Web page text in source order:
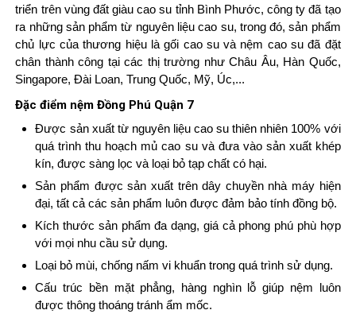
triển trên vùng đất giàu cao su tỉnh Bình Phước, công ty đã tạo
ra những sản phẩm từ nguyên liệu cao su, trong đó, sản phẩm
chủ lực của thương hiệu là gối cao su và nệm cao su đã đặt
chân thành công tại các thị trường như Châu Âu, Hàn Quốc,
Singapore, Đài Loan, Trung Quốc, Mỹ, Úc,...
Đặc điểm nệm Đồng Phú Quận 7
Được sản xuất từ nguyên liệu cao su thiên nhiên 100% với
quá trình thu hoạch mủ cao su và đưa vào sản xuất khép
kín, được sàng lọc và loại bỏ tạp chất có hại.
Sản phẩm được sản xuất trên dây chuyền nhà máy hiện
đại, tất cả các sản phẩm luôn được đảm bảo tính đồng bộ.
Kích thước sản phẩm đa dạng, giá cả phong phú phù hợp
với mọi nhu cầu sử dụng.
Loại bỏ mùi, chống nấm vi khuẩn trong quá trình sử dụng.
Cấu trúc bền mặt phẳng, hàng nghìn lỗ giúp nệm luôn
được thông thoáng tránh ẩm mốc.